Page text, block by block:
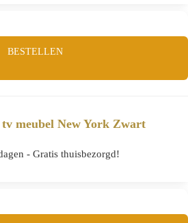
BESTELLEN
meubel New York Zwart
- Gratis thuisbezorgd!